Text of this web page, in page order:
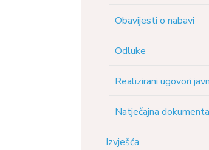
Obavijesti o nabavi
Odluke
Realizirani ugovori
Natječajna
Izvješća